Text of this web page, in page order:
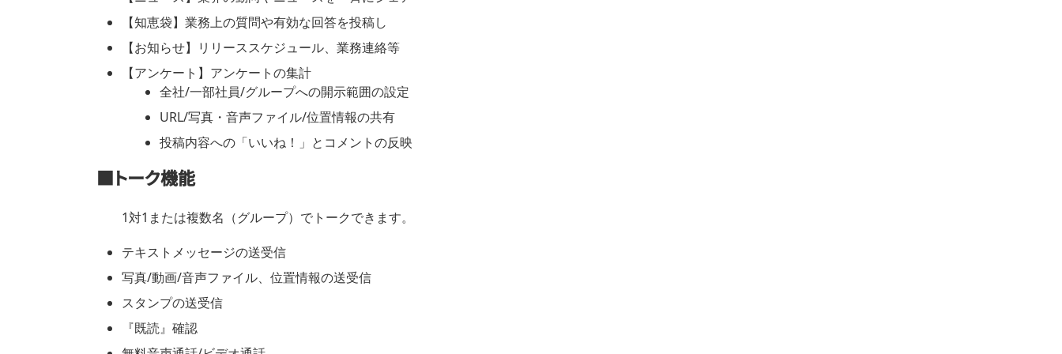
【知恵袋】業務上の質問や有効な回答を投稿し
【お知らせ】リリーススケジュール、業務連絡等
【アンケート】アンケートの集計
全社/一部社員/グループへの開示範囲の設定
URL/写真・音声ファイル/位置情報の共有
投稿内容への「いいね！」とコメントの反映
■トーク機能
1対1または複数名（グループ）でトークできます。
テキストメッセージの送受信
写真/動画/音声ファイル、位置情報の送受信
スタンプの送受信
『既読』確認